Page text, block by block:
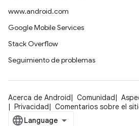
www.android.com
Google Mobile Services
Stack Overflow
Seguimiento de problemas
Acerca de Android Comunidad
Privacidad
Comentarios sobre el